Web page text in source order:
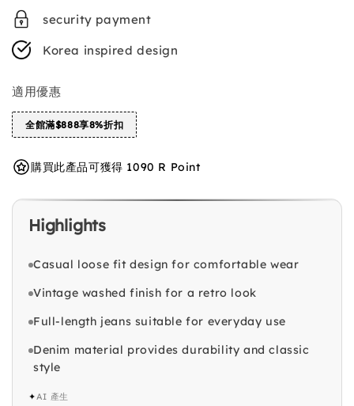
security payment
Korea inspired design
適用優惠
全館滿$888享8%折扣
購買此產品可獲得 1090 R Point
Highlights
Casual loose fit design for comfortable wear
Vintage washed finish for a retro look
Full-length jeans suitable for everyday use
Denim material provides durability and classic
style
✦AI 產生